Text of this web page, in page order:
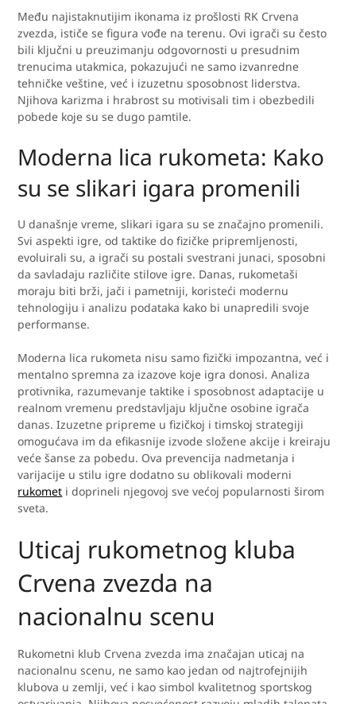
Među najistaknutijim ikonama iz prošlosti RK Crvena
zvezda, ističe se figura vođe na terenu. Ovi igrači su često
bili ključni u preuzimanju odgovornosti u presudnim
trenucima utakmica, pokazujući ne samo izvanredne
tehničke veštine, već i izuzetnu sposobnost liderstva.
Njihova karizma i hrabrost su motivisali tim i obezbedili
pobede koje su se dugo pamtile.
Moderna lica rukometa: Kako
su se slikari igara promenili
U današnje vreme, slikari igara su se značajno promenili.
Svi aspekti igre, od taktike do fizičke pripremljenosti,
evoluirali su, a igrači su postali svestrani junaci, sposobni
da savladaju različite stilove igre. Danas, rukometaši
moraju biti brži, jači i pametniji, koristeći modernu
tehnologiju i analizu podataka kako bi unapredili svoje
performanse.
Moderna lica rukometa nisu samo fizički impozantna, već i
mentalno spremna za izazove koje igra donosi. Analiza
protivnika, razumevanje taktike i sposobnost adaptacije u
realnom vremenu predstavljaju ključne osobine igrača
danas. Izuzetne pripreme u fizičkoj i timskoj strategiji
omogućava im da efikasnije izvode složene akcije i kreiraju
veće šanse za pobedu. Ova prevencija nadmetanja i
varijacije u stilu igre dodatno su oblikovali moderni
rukomet i doprineli njegovoj sve većoj popularnosti širom
sveta.
Uticaj rukometnog kluba
Crvena zvezda na
nacionalnu scenu
Rukometni klub Crvena zvezda ima značajan uticaj na
nacionalnu scenu, ne samo kao jedan od najtrofejnijih
klubova u zemlji, već i kao simbol kvalitetnog sportskog